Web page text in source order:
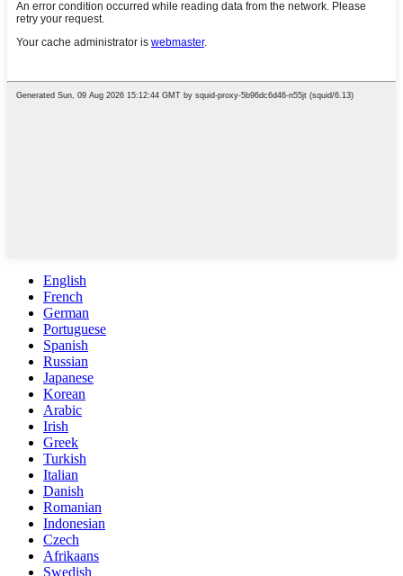
English
French
German
Portuguese
Spanish
Russian
Japanese
Korean
Arabic
Irish
Greek
Turkish
Italian
Danish
Romanian
Indonesian
Czech
Afrikaans
Swedish